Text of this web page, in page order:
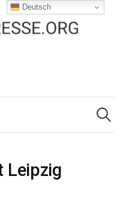
Suchen
nach:
Leipzig
Deutsch